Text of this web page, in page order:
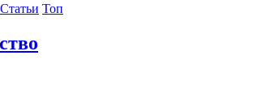
Статьи Топ